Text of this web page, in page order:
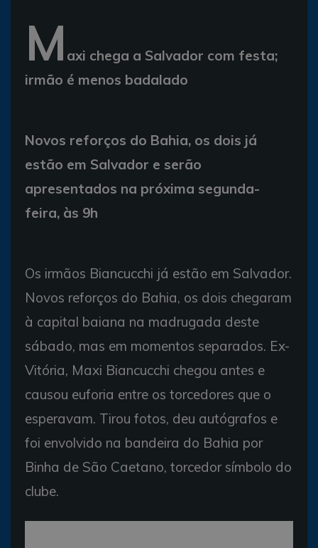
M axi chega a Salvador com festa;
irmão é menos badalado
Novos reforços do Bahia, os dois já
estão em Salvador e serão
apresentados na próxima segunda-
feira, às 9h
Os irmãos Biancucchi já estão em Salvador.
Novos reforços do Bahia, os dois chegaram
à capital baiana na madrugada deste
sábado, mas em momentos separados. Ex-
Vitória, Maxi Biancucchi chegou antes e
causou euforia entre os torcedores que o
esperavam. Tirou fotos, deu autógrafos e
foi envolvido na bandeira do Bahia por
Binha de São Caetano, torcedor símbolo do
clube.